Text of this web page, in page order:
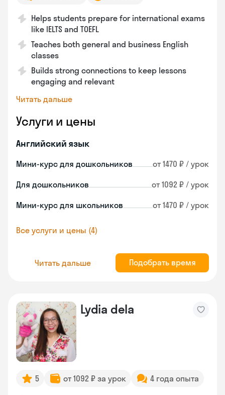
Helps students prepare for international exams
like IELTS and TOEFL
Teaches both general and business English
classes
Builds strong connections to keep lessons
engaging and relevant
Читать дальше
Услуги и цены
Английский язык
Мини-курс для дошкольников от 1470 ₽ / урок
Для дошкольников от 1092 ₽ / урок
Мини-курс для школьников от 1470 ₽ / урок
Все услуги и цены (4)
Читать дальше Подобрать время
Lydia dela
5 от 1092 ₽ за урок 4 года опыта